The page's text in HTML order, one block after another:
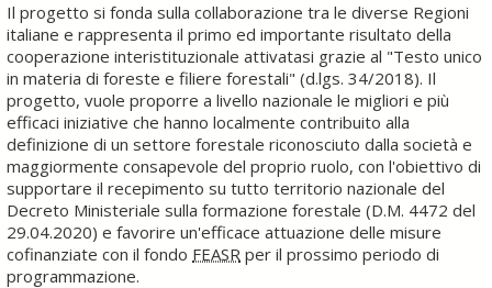
Il progetto si fonda sulla collaborazione tra le diverse Regioni
italiane e rappresenta il primo ed importante risultato della
cooperazione interistituzionale attivatasi grazie al "Testo unico
in materia di foreste e filiere forestali" (d.lgs. 34/2018). Il
progetto, vuole proporre a livello nazionale le migliori e più
efficaci iniziative che hanno localmente contribuito alla
definizione di un settore forestale riconosciuto dalla società e
maggiormente consapevole del proprio ruolo, con l'obiettivo di
supportare il recepimento su tutto territorio nazionale del
Decreto Ministeriale sulla formazione forestale (D.M. 4472 del
29.04.2020) e favorire un'efficace attuazione delle misure
cofinanziate con il fondo FEASR per il prossimo periodo di
programmazione.